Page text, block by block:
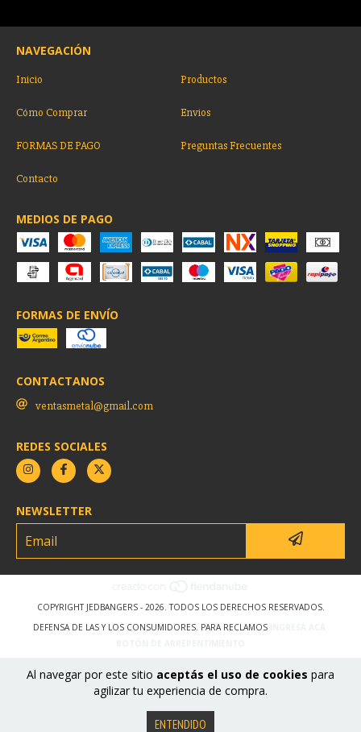
Al navegar por este sitio aceptás el uso de cookies para
agilizar tu experiencia de compra.
ENTENDIDO
NAVEGACIÓN
Inicio Productos
Cómo Comprar Envios
FORMAS DE PAGO Preguntas Frecuentes
Contacto
MEDIOS DE PAGO
FORMAS DE ENVÍO
CONTACTANOS
ventasmetal@gmail.com
REDES SOCIALES
NEWSLETTER
COPYRIGHT JEDBANGERS - 2026. TODOS LOS DERECHOS RESERVADOS.
DEFENSA DE LAS Y LOS CONSUMIDORES. PARA RECLAMOS